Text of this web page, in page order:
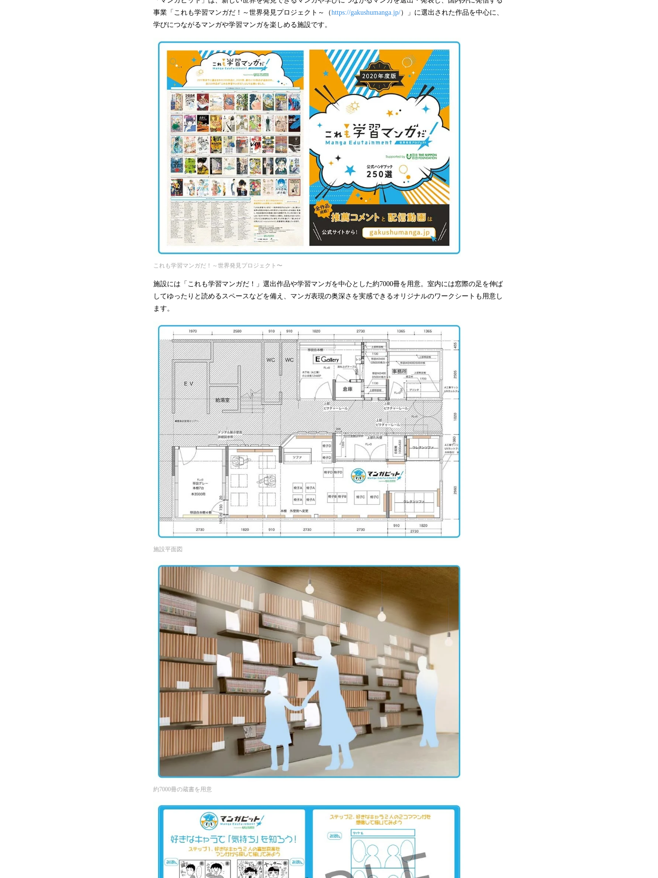
事業「これも学習マンガだ！～世界発見プロジェクト～（https://gakushumanga.jp/）」に選出された作品を中心に、
学びにつながるマンガや学習マンガを楽しめる施設です。
これも学習マンガだ！～世界発見プロジェクト〜
施設には「これも学習マンガだ！」選出作品や学習マンガを中心とした約7000冊を用意。室内には窓際の足を伸ば
してゆったりと読めるスペースなどを備え、マンガ表現の奥深さを実感できるオリジナルのワークシートも用意し
ます。
施設平面図
約7000冊の蔵書を用意